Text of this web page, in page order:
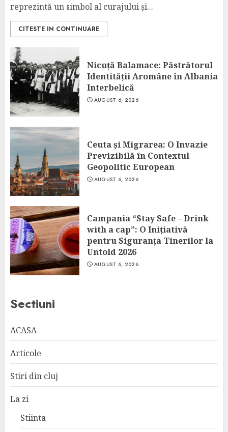
reprezintă un simbol al curajului și...
CITESTE IN CONTINUARE
Nicuță Balamace: Păstrătorul
Identității Aromâne în Albania
Interbelică
AUGUST 6, 2026
Ceuta și Migrarea: O Invazie
Previzibilă în Contextul
Geopolitic European
AUGUST 6, 2026
Campania “Stay Safe – Drink
with a cap”: O Inițiativă
pentru Siguranța Tinerilor la
Untold 2026
AUGUST 6, 2026
Sectiuni
ACASA
Articole
Stiri din cluj
La zi
Stiinta